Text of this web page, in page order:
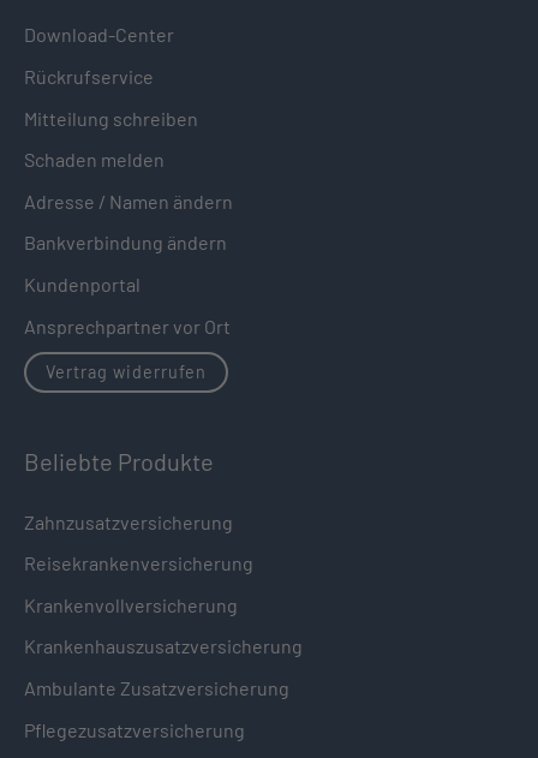
Download-Center
Rückrufservice
Mitteilung schreiben
Schaden melden
Adresse / Namen ändern
Bankverbindung ändern
Kundenportal
Ansprechpartner vor Ort
Vertrag widerrufen
Beliebte Produkte
Zahnzusatzversicherung
Reisekrankenversicherung
Krankenvollversicherung
Krankenhauszusatzversicherung
Ambulante Zusatzversicherung
Pflegezusatzversicherung